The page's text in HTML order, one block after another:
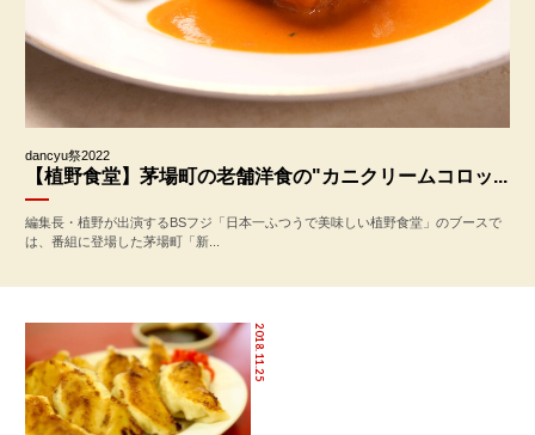
dancyu祭2022
【植野食堂】茅場町の老舗洋食の"カニクリームコロッ...
編集長・植野が出演するBSフジ「日本一ふつうで美味しい植野食堂」のブースで
は、番組に登場した茅場町「新...
2018.11.25